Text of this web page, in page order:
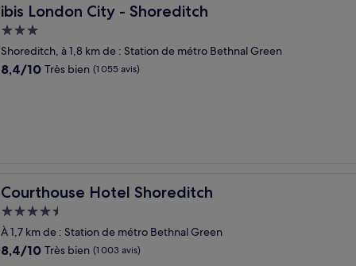
ibis London City - Shoreditch
ibis London City - Shoreditch
Hébergement
3.0 étoiles
Shoreditch, à 1,8 km de : Station de métro Bethnal Green
8.4
8,4/10 Très bien (1 055 avis)
Courthouse Hotel Shoreditch
Courthouse Hotel Shoreditch
Hébergement
4.5 étoiles
À 1,7 km de : Station de métro Bethnal Green
8.4
8,4/10 Très bien (1 003 avis)